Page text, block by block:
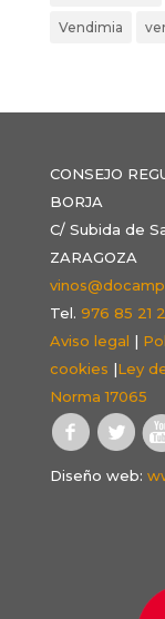
Vendimia
CONSEJO
BORJA
C/ Subida de
ZARAGOZA
Tel. 976 85 21
Aviso legal |
cookies |Ley
Norma 17065
Diseño web: